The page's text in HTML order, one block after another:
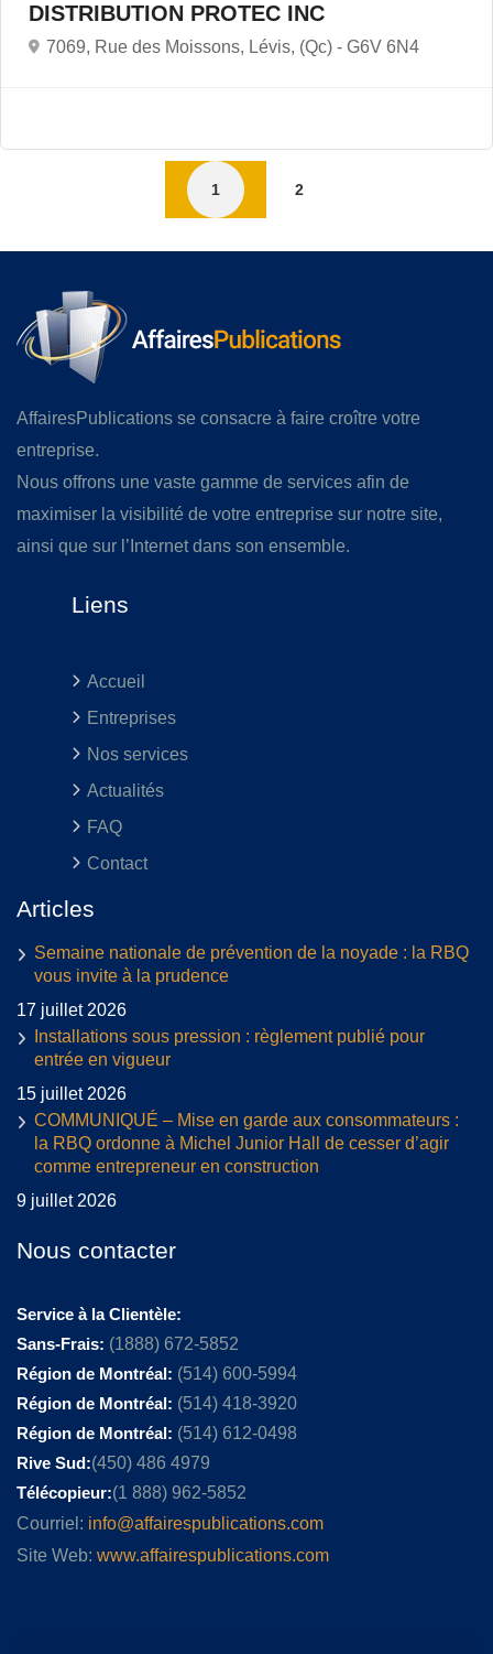
DISTRIBUTION PROTEC INC
7069, Rue des Moissons, Lévis, (Qc) - G6V 6N4
1 2
AffairesPublications se consacre à faire croître votre
entreprise.
Nous offrons une vaste gamme de services afin de
maximiser la visibilité de votre entreprise sur notre site,
ainsi que sur l’Internet dans son ensemble.
Liens
Accueil
Entreprises
Nos services
Actualités
FAQ
Contact
Articles
Semaine nationale de prévention de la noyade : la RBQ
vous invite à la prudence
17 juillet 2026
Installations sous pression : règlement publié pour
entrée en vigueur
15 juillet 2026
COMMUNIQUÉ – Mise en garde aux consommateurs :
la RBQ ordonne à Michel Junior Hall de cesser d’agir
comme entrepreneur en construction
9 juillet 2026
Nous contacter
Service à la Clientèle:
Sans-Frais: (1888) 672-5852
Région de Montréal: (514) 600-5994
Région de Montréal: (514) 418-3920
Région de Montréal: (514) 612-0498
Rive Sud:(450) 486 4979
Télécopieur:(1 888) 962-5852
Courriel: info@affairespublications.com
Site Web: www.affairespublications.com